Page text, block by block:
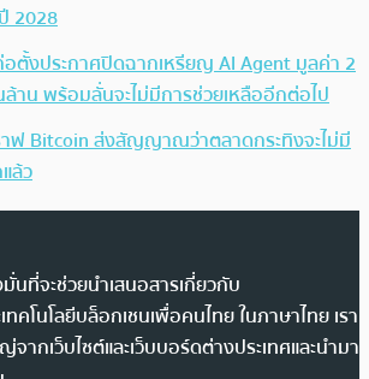
2028
ตั้งประกาศปิดฉากเหรียญ AI Agent มูลค่า 2
าน พร้อมลั่นจะไม่มีการช่วยเหลืออีกต่อไป
ฟ Bitcoin ส่งสัญญาณว่าตลาดกระทิงจะไม่มี
ล้ว
นที่จะช่วยนำเสนอสารเกี่ยวกับ
คโนโลยีบล็อกเชนเพื่อคนไทย ในภาษาไทย เรา
ากเว็บไซต์และเว็บบอร์ดต่างประเทศและนำมา